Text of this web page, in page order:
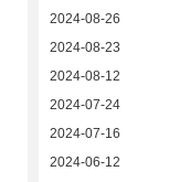
2024-08-26
2024-08-23
2024-08-12
2024-07-24
2024-07-16
2024-06-12